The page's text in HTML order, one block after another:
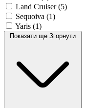
Land Cruiser(5)
Sequoiva (1)
Yaris (1)
Показати ще Згорнути